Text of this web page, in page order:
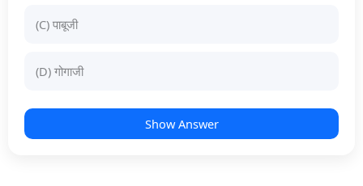
(C) पाबूजी
(D) गोगाजी
Show Answer